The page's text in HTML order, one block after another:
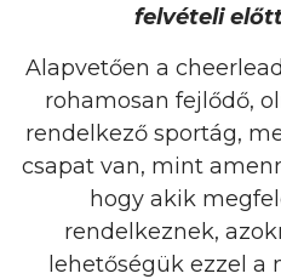
felvételi
Alapvetően a
rohamosan fejlődő,
rendelkező sportág,
csapat van, mint
hogy akik
rendelkeznek,
lehetőségük ezzel a